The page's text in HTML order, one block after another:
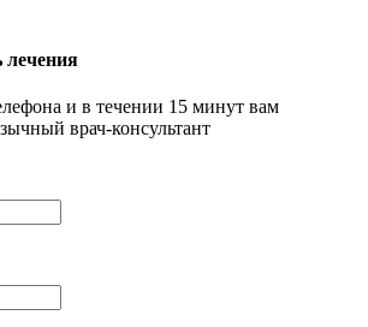
лечения
и в течении 15 минут вам
врач-консультант